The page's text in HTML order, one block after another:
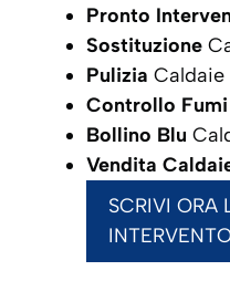
Pronto
Sostituzione
Pulizia Caldaie
Controllo Fumi
Bollino Blu
Vendita
SCRIVI ORA